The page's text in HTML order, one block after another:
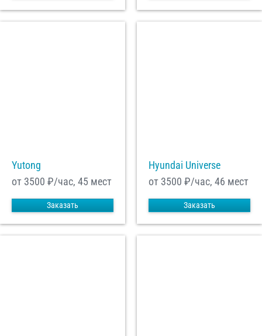
Yutong
от 3500 ₽/час, 45 мест
Заказать
Hyundai Universe
от 3500 ₽/час, 46 мест
Заказать